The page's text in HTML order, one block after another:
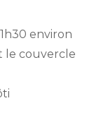
environ
le couvercle